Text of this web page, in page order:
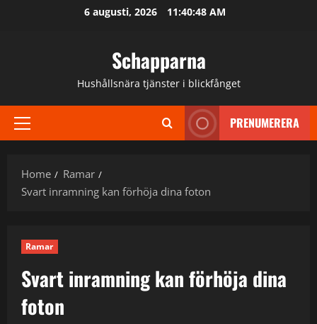
6 augusti, 2026 11:40:49 AM
Schapparna
Hushållsnära tjänster i blickfånget
Primary
PRENUMERERA
Home
Ramar
Svart inramning kan förhöja dina foton
Ramar
Svart inramning kan förhöja dina
foton